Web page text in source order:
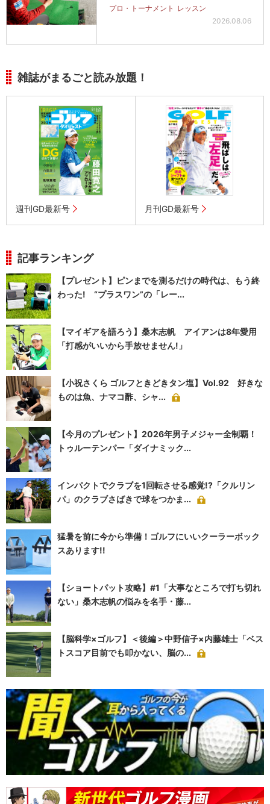
プロ・トーナメント レッスン
2026.08.06
雑誌がまるごと読み放題！
週刊GD最新号 月刊GD最新号
記事ランキング
【プレゼント】ピンまでを測るだけの時代は、もう終
わった! “プラスワン”の「レー...
【マイギアを語ろう】桑木志帆 アイアンは8年愛用
「打感がいいから手放せません!」
【小祝さくら ゴルフときどきタン塩】Vol.92 好きな
ものは魚、ナマコ酢、シャ...
【今月のプレゼント】2026年男子メジャー全制覇！
トゥルーテンパー「ダイナミック...
インパクトでクラブを1回転させる感覚!?「クルリン
パ」のクラブさばきで球をつかま...
猛暑を前に今から準備！ゴルフにいいクーラーボック
スあります!!
【ショートパット攻略】#1「大事なところで打ち切れ
ない」桑木志帆の悩みを名手・藤...
【脳科学×ゴルフ】＜後編＞中野信子×内藤雄士「ベス
トスコア目前でも叩かない、脳の...